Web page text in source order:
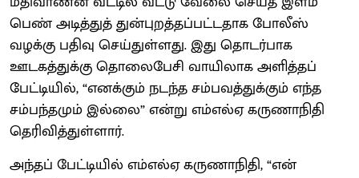
பெண் அடித்துத் துன்புறத்தப்பட்டதாக போலீஸ்
வழக்கு பதிவு செய்துள்ளது. இது தொடர்பாக
ஊடகத்துக்கு தொலைபேசி வாயிலாக அளித்தப்
பேட்டியில், “எனக்கும் நடந்த சம்பவத்துக்கும் எந்த
சம்பந்தமும் இல்லை” என்று எம்எல்ஏ கருணாநிதி
தெரிவித்துள்ளார்.
அந்தப் பேட்டியில் எம்எல்ஏ கருணாநிதி, “என்